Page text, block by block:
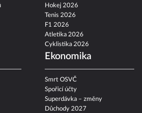
Fotbal 2026/27
Hokej 2026
Tenis 2026
F1 2026
Atletika 2026
Cyklistika 2026
Smrt OSVČ
Spořicí účty
Superdávka – změny